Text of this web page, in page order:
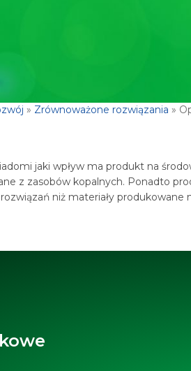
» Zrównoważone rozwiązania »
jaki wpływ ma produkt na
z zasobów kopalnych. Ponadto
niż materiały